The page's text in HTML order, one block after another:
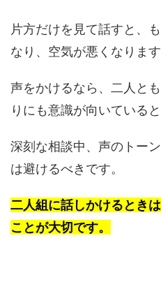
片方だけを見て話すと、
なり、空気が悪くなります
声をかけるなら、二人と
りにも意識が向いている
深刻な相談中、声のトー
は避けるべきです。
二人組に話しかけるとき
ことが大切です。